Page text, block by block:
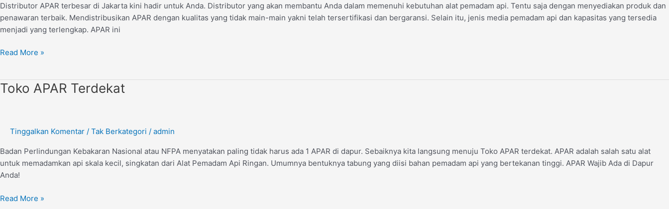
Distributor APAR terbesar di Jakarta kini hadir untuk Anda. Distributor yang akan membantu Anda dalam memenuhi kebutuhan alat pemadam api. Tentu saja dengan menyediakan produk dan
penawaran terbaik. Mendistribusikan APAR dengan kualitas yang tidak main-main yakni telah tersertifikasi dan bergaransi. Selain itu, jenis media pemadam api dan kapasitas yang tersedia
menjadi yang terlengkap. APAR ini
Read More »
Toko APAR Terdekat
Tinggalkan Komentar / Tak Berkategori / admin
Badan Perlindungan Kebakaran Nasional atau NFPA menyatakan paling tidak harus ada 1 APAR di dapur. Sebaiknya kita langsung menuju Toko APAR terdekat. APAR adalah salah satu alat
untuk memadamkan api skala kecil, singkatan dari Alat Pemadam Api Ringan. Umumnya bentuknya tabung yang diisi bahan pemadam api yang bertekanan tinggi. APAR Wajib Ada di Dapur
Anda!
Toko
Read More »